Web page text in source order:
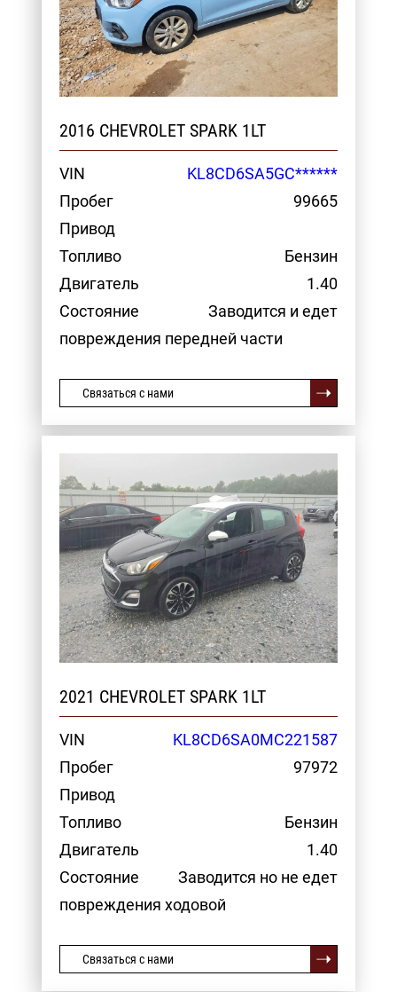
2016 CHEVROLET SPARK 1LT
VIN
KL8CD6SA5GC******
Пробег
99665
Привод
Топливо
Бензин
Двигатель
1.40
Состояние
Заводится и едет
повреждения передней части
Связаться с нами
2021 CHEVROLET SPARK 1LT
VIN
KL8CD6SA0MC221587
Пробег
97972
Привод
Топливо
Бензин
Двигатель
1.40
Состояние
Заводится но не едет
повреждения ходовой
Связаться с нами